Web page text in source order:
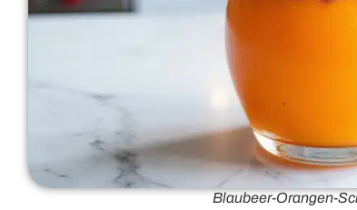
Blaubeer-Orangen-